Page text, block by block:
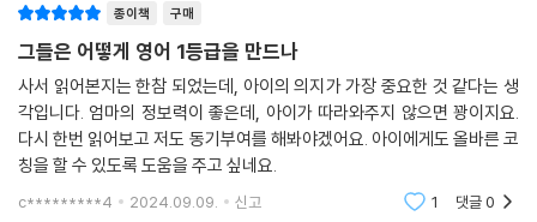
종이책 구매
그들은 어떻게 영어 1등급을 만드나
사서 읽어본지는 한참 되었는데, 아이의 의지가 가장 중요한 것 같다는 생
각입니다. 엄마의 정보력이 좋은데, 아이가 따라와주지 않으면 꽝이지요.
다시 한번 읽어보고 저도 동기부여를 해봐야겠어요. 아이에게도 올바른 코
칭을 할 수 있도록 도움을 주고 싶네요.
c*********4 2024.09.09. 신고 1 댓글0